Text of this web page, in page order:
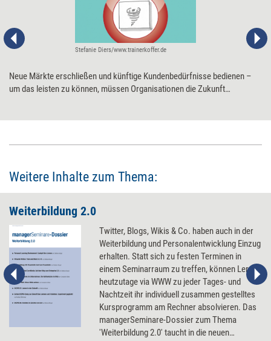
Stefanie Diers/www.trainerkoffer.de
Neue Märkte erschließen und künftige Kundenbedürfnisse bedienen –
um das leisten zu können, müssen Organisationen die Zukunft
Weitere Inhalte zum Thema:
Weiterbildung 2.0
Twitter, Blogs, Wikis & Co. haben auch in der
Weiterbildung und Personalentwicklung Einzug
erhalten. Statt sich zu festen Terminen in
einem Seminarraum zu treffen, können Lerner
heutzutage via WWW zu jeder Tages- und
Nachtzeit ihr individuell zusammen gestelltes
Kursprogramm am Rechner absolvieren. Das
managerSeminare-Dossier zum Thema
'Weiterbildung 2.0' taucht in die neuen